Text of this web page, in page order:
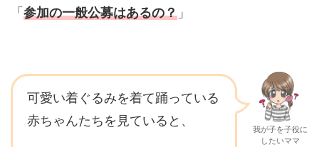
「 参加の一般公募はあるの？ 」
可愛い着ぐるみを着て踊っている
赤ちゃんたちを見ていると、
我が子を子役に
したいママ